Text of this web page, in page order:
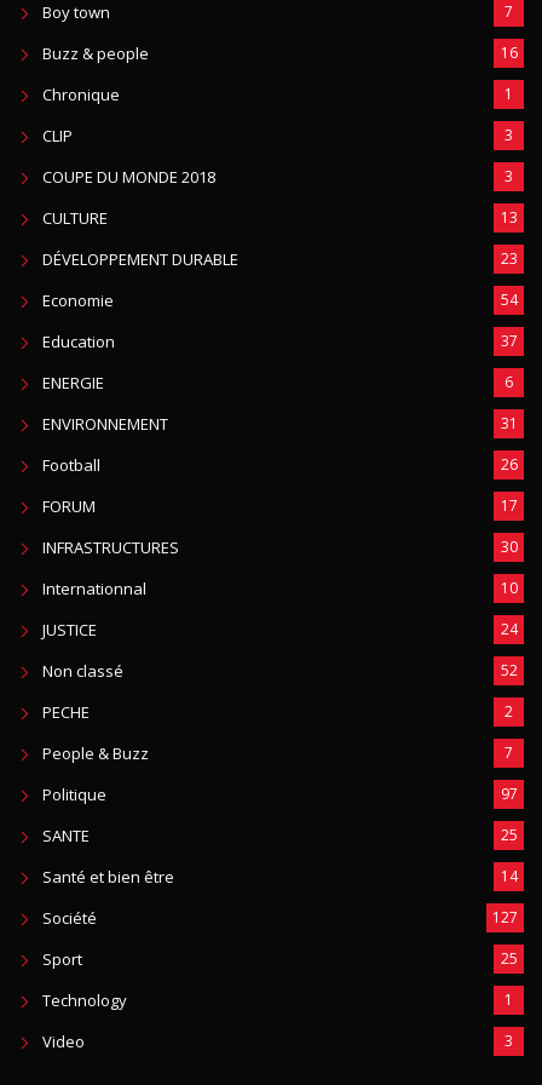
Boy town 7
Buzz & people 16
Chronique 1
CLIP 3
COUPE DU MONDE 2018 3
CULTURE 13
DÉVELOPPEMENT DURABLE 23
Economie 54
Education 37
ENERGIE 6
ENVIRONNEMENT 31
Football 26
FORUM 17
INFRASTRUCTURES 30
Internationnal 10
JUSTICE 24
Non classé 52
PECHE 2
People & Buzz 7
Politique 97
SANTE 25
Santé et bien être 14
Société 127
Sport 25
Technology 1
Video 3